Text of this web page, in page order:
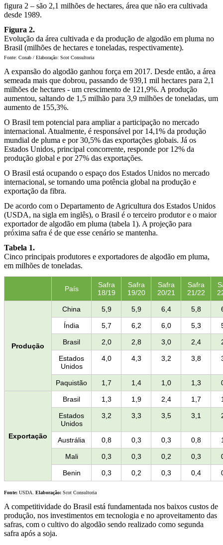
figura 2 – são 2,1 milhões de hectares, área que não era cultivada
desde 1989.
Figura 2.
Evolução da área cultivada e da produção de algodão em pluma no
Brasil (milhões de hectares e toneladas, respectivamente).
Fonte: Conab / Elaboração: Scot Consultoria
A expansão do algodão ganhou força em 2017. Desde então, a área
semeada mais que dobrou, passando de 939,1 mil hectares para 2,1
milhões de hectares - um crescimento de 121,9%. A produção
aumentou, saltando de 1,5 milhão para 3,9 milhões de toneladas, um
aumento de 155,3%.
O Brasil tem potencial para ampliar a participação no mercado
internacional. Atualmente, é responsável por 14,1% da produção
mundial de pluma e por 30,5% das exportações globais. Já os
Estados Unidos, principal concorrente, responde por 12% da
produção global e por 27% das exportações.
O Brasil está ocupando o espaço dos Estados Unidos no mercado
internacional, se tornando uma potência global na produção e
exportação da fibra.
De acordo com o Departamento de Agricultura dos Estados Unidos
(USDA, na sigla em inglês), o Brasil é o terceiro produtor e o maior
exportador de algodão em pluma (tabela 1). A projeção para
próxima safra é de que esse cenário se mantenha.
Tabela 1.
Cinco principais produtores e exportadores de algodão em pluma,
em milhões de toneladas.
País
Safra
18/19
Safra
19/20
Safra
20/21
Safra
21/22
Produção
China 5,9 5,9 6,4 5,8
Índia 5,7 6,2 6,0 5,3
Brasil 2,0 2,8 3,0 2,4
Estados
Unidos
4,0 4,3 3,2 3,8
Paquistão 1,7 1,4 1,0 1,3
Exportação
Brasil 1,3 1,9 2,4 1,7
Estados
Unidos
3,2 3,3 3,5 3,1
Austrália 0,8 0,3 0,3 0,8
Mali 0,3 0,3 0,2 0,3
Benin 0,3 0,2 0,3 0,4
Fonte: USDA. Elaboração: Scot Consultoria
A competitividade do Brasil está fundamentada nos baixos custos de
produção, nos investimentos em tecnologia e no aproveitamento das
safras, com o cultivo do algodão sendo realizado como segunda
safra após a soja.